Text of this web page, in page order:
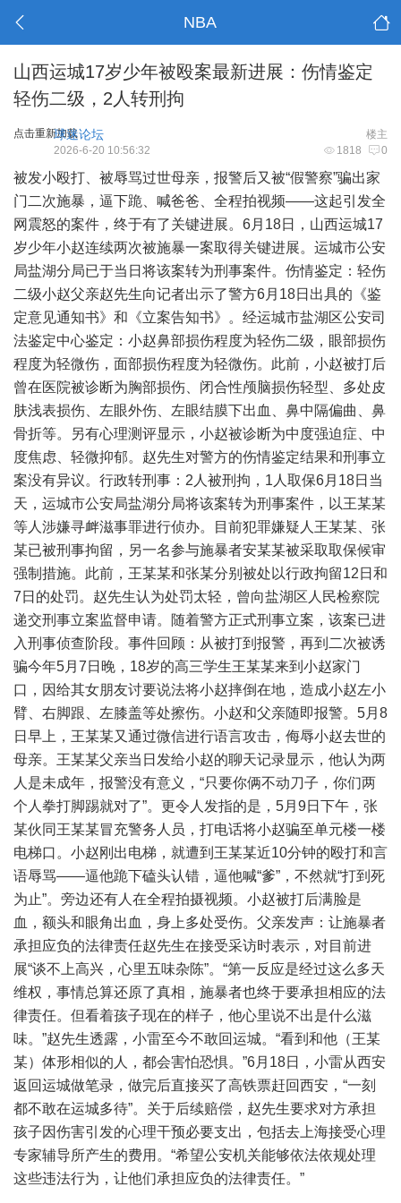
NBA
山西运城17岁少年被殴案最新进展：伤情鉴定
轻伤二级，2人转刑拘
点击重新加载 楼主
球迷论坛
1818 0
2026-6-20 10:56:32
被发小殴打、被辱骂过世母亲，报警后又被“假警察”骗出家
门二次施暴，逼下跪、喊爸爸、全程拍视频——这起引发全
网震怒的案件，终于有了关键进展。6月18日，山西运城17
岁少年小赵连续两次被施暴一案取得关键进展。运城市公安
局盐湖分局已于当日将该案转为刑事案件。伤情鉴定：轻伤
二级小赵父亲赵先生向记者出示了警方6月18日出具的《鉴
定意见通知书》和《立案告知书》。经运城市盐湖区公安司
法鉴定中心鉴定：小赵鼻部损伤程度为轻伤二级，眼部损伤
程度为轻微伤，面部损伤程度为轻微伤。此前，小赵被打后
曾在医院被诊断为胸部损伤、闭合性颅脑损伤轻型、多处皮
肤浅表损伤、左眼外伤、左眼结膜下出血、鼻中隔偏曲、鼻
骨折等。另有心理测评显示，小赵被诊断为中度强迫症、中
度焦虑、轻微抑郁。赵先生对警方的伤情鉴定结果和刑事立
案没有异议。行政转刑事：2人被刑拘，1人取保6月18日当
天，运城市公安局盐湖分局将该案转为刑事案件，以王某某
等人涉嫌寻衅滋事罪进行侦办。目前犯罪嫌疑人王某某、张
某已被刑事拘留，另一名参与施暴者安某某被采取取保候审
强制措施。此前，王某某和张某分别被处以行政拘留12日和
7日的处罚。赵先生认为处罚太轻，曾向盐湖区人民检察院
递交刑事立案监督申请。随着警方正式刑事立案，该案已进
入刑事侦查阶段。事件回顾：从被打到报警，再到二次被诱
骗今年5月7日晚，18岁的高三学生王某某来到小赵家门
口，因给其女朋友讨要说法将小赵摔倒在地，造成小赵左小
臂、右脚跟、左膝盖等处擦伤。小赵和父亲随即报警。5月8
日早上，王某某又通过微信进行语言攻击，侮辱小赵去世的
母亲。王某某父亲当日发给小赵的聊天记录显示，他认为两
人是未成年，报警没有意义，“只要你俩不动刀子，你们两
个人拳打脚踢就对了”。更令人发指的是，5月9日下午，张
某伙同王某某冒充警务人员，打电话将小赵骗至单元楼一楼
电梯口。小赵刚出电梯，就遭到王某某近10分钟的殴打和言
语辱骂——逼他跪下磕头认错，逼他喊“爹”，不然就“打到死
为止”。旁边还有人在全程拍摄视频。小赵被打后满脸是
血，额头和眼角出血，身上多处受伤。父亲发声：让施暴者
承担应负的法律责任赵先生在接受采访时表示，对目前进
展“谈不上高兴，心里五味杂陈”。“第一反应是经过这么多天
维权，事情总算还原了真相，施暴者也终于要承担相应的法
律责任。但看着孩子现在的样子，他心里说不出是什么滋
味。”赵先生透露，小雷至今不敢回运城。“看到和他（王某
某）体形相似的人，都会害怕恐惧。”6月18日，小雷从西安
返回运城做笔录，做完后直接买了高铁票赶回西安，“一刻
都不敢在运城多待”。关于后续赔偿，赵先生要求对方承担
孩子因伤害引发的心理干预必要支出，包括去上海接受心理
专家辅导所产生的费用。“希望公安机关能够依法依规处理
这些违法行为，让他们承担应负的法律责任。”